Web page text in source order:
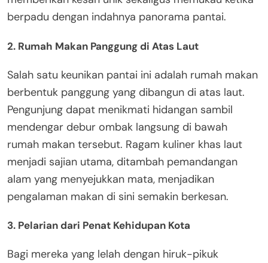
berpadu dengan indahnya panorama pantai.
2. Rumah Makan Panggung di Atas Laut
Salah satu keunikan pantai ini adalah rumah makan
berbentuk panggung yang dibangun di atas laut.
Pengunjung dapat menikmati hidangan sambil
mendengar debur ombak langsung di bawah
rumah makan tersebut. Ragam kuliner khas laut
menjadi sajian utama, ditambah pemandangan
alam yang menyejukkan mata, menjadikan
pengalaman makan di sini semakin berkesan.
3. Pelarian dari Penat Kehidupan Kota
Bagi mereka yang lelah dengan hiruk-pikuk